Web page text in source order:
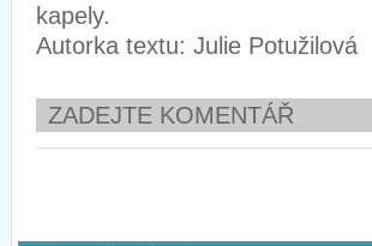
kapely.
Autorka textu: Julie Potužilová
ZADEJTE KOMENTÁŘ